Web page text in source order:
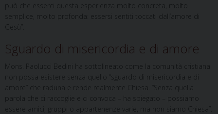
può che esserci questa esperienza molto concreta, molto
semplice, molto profonda: essersi sentiti toccati dall’amore di
Gesù”.
Sguardo di misericordia e di amore
Mons. Paolucci Bedini ha sottolineato come la comunità cristiana
non possa esistere senza quello “sguardo di misericordia e di
amore” che raduna e rende realmente Chiesa. “Senza quella
parola che ci raccoglie e ci convoca – ha spiegato – possiamo
essere amici, gruppi o appartenenze varie, ma non siamo Chiesa”.